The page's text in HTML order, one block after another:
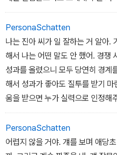
신을 차려야 한다고 봐. 남자든 여
것 자체가 문제 아닌가? 여자애도
야 되는 거야.
17/241
거고. 나도 회사 생활 오래 했지만,
말을 안 들어. 고집이 세. 얼굴도 좀
닌데, 그런 여자들은 진짜 얼굴이
알아먹는 놈들 꼭 있지. 그런 남자
서 여기까지 올라왔다고 생각하는
남자가 그러면 안 돼. 어쨌든 말이
이야기야.
17/241
PersonaSchatten
나는 진아 씨가 일 잘하는 거 알아.
해서 나는 어떤 말도 안 했어. 경쟁
성과를 올렸으니 모두 당연히 경계
해서 성과가 좋아도 질투를 받기
움을 받으면 누가 실력으로 인정해
때문에 야근했을 때 기억하지? 그
에 자료 더미 갖다 주면서 빨리 여
다며? 아니야? 그래, 알았어. 알았
PersonaSchatten
어렵지 않을 거야. 걔를 보며 애당